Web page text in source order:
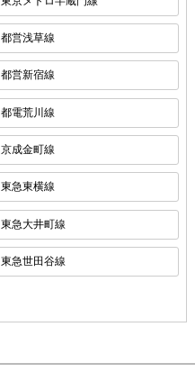
都営浅草線
都営新宿線
都電荒川線
京成金町線
東急東横線
東急大井町線
東急世田谷線